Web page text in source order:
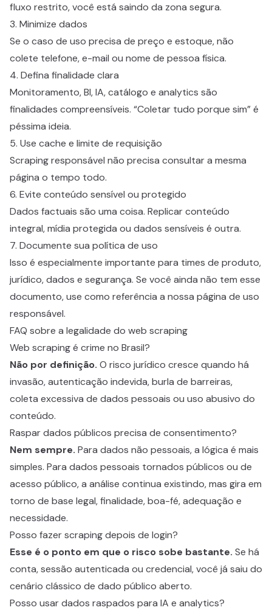
fluxo restrito, você está saindo da zona segura.
3. Minimize dados
Se o caso de uso precisa de preço e estoque, não
colete telefone, e-mail ou nome de pessoa física.
4. Defina finalidade clara
Monitoramento, BI, IA, catálogo e analytics são
finalidades compreensíveis. “Coletar tudo porque sim” é
péssima ideia.
5. Use cache e limite de requisição
Scraping responsável não precisa consultar a mesma
página o tempo todo.
6. Evite conteúdo sensível ou protegido
Dados factuais são uma coisa. Replicar conteúdo
integral, mídia protegida ou dados sensíveis é outra.
7. Documente sua política de uso
Isso é especialmente importante para times de produto,
jurídico, dados e segurança. Se você ainda não tem esse
documento, use como referência a nossa página de uso
responsável.
FAQ sobre a legalidade do web scraping
Web scraping é crime no Brasil?
Não por definição. O risco jurídico cresce quando há
invasão, autenticação indevida, burla de barreiras,
coleta excessiva de dados pessoais ou uso abusivo do
conteúdo.
Raspar dados públicos precisa de consentimento?
Nem sempre. Para dados não pessoais, a lógica é mais
simples. Para dados pessoais tornados públicos ou de
acesso público, a análise continua existindo, mas gira em
torno de base legal, finalidade, boa-fé, adequação e
necessidade.
Posso fazer scraping depois de login?
Esse é o ponto em que o risco sobe bastante. Se há
conta, sessão autenticada ou credencial, você já saiu do
cenário clássico de dado público aberto.
Posso usar dados raspados para IA e analytics?